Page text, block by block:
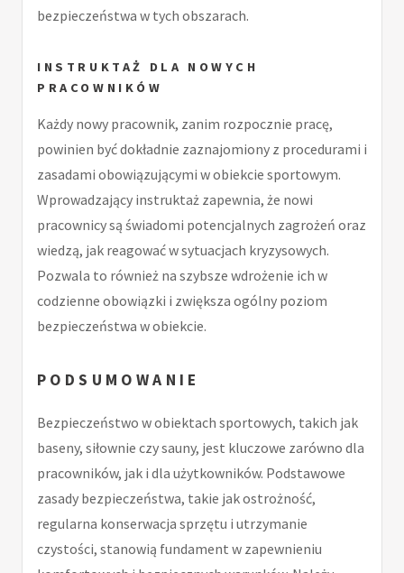
bezpieczeństwa w tych obszarach.
INSTRUKTAŻ DLA NOWYCH
PRACOWNIKÓW
Każdy nowy pracownik, zanim rozpocznie pracę,
powinien być dokładnie zaznajomiony z procedurami i
zasadami obowiązującymi w obiekcie sportowym.
Wprowadzający instruktaż zapewnia, że nowi
pracownicy są świadomi potencjalnych zagrożeń oraz
wiedzą, jak reagować w sytuacjach kryzysowych.
Pozwala to również na szybsze wdrożenie ich w
codzienne obowiązki i zwiększa ogólny poziom
bezpieczeństwa w obiekcie.
PODSUMOWANIE
Bezpieczeństwo w obiektach sportowych, takich jak
baseny, siłownie czy sauny, jest kluczowe zarówno dla
pracowników, jak i dla użytkowników. Podstawowe
zasady bezpieczeństwa, takie jak ostrożność,
regularna konserwacja sprzętu i utrzymanie
czystości, stanowią fundament w zapewnieniu